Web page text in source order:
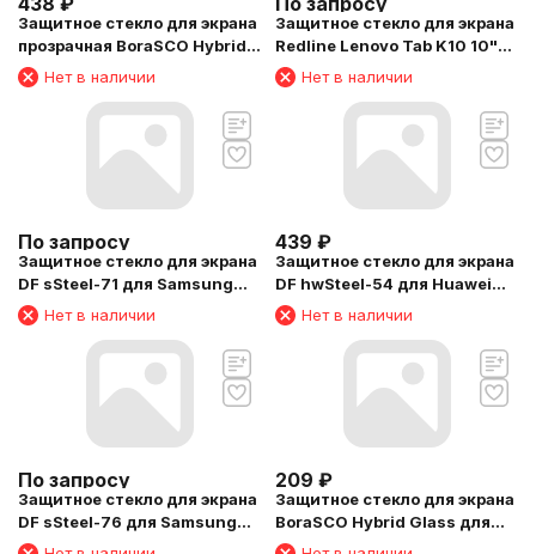
Защитное стекло для экрана
прозрачная BoraSCO Hybrid
Glass Realme Pad Mini LTE
8.7" 8.7" 1шт. (71213)
Нет в наличии
Защитное стекло для экрана
Redline Lenovo Tab K10 10"
1шт. (УТ000029724)
Нет в наличии
По запросу
Защитное стекло для экрана
DF sSteel-71 для Samsung
Galaxy Tab A 10.1 (2019) 1шт.
(DF SSTEEL-71)
Нет в наличии
439 ₽
Защитное стекло для экрана
DF hwSteel-54 для Huawei
MatePad T10/T10s/T AGS3K-
09/T AgrK-W09 1шт. (DF
HWSTEEL-54)
Нет в наличии
По запросу
Защитное стекло для экрана
DF sSteel-76 для Samsung
Galaxy Tab A7 10.4" 10.4"
209 ₽
Защитное стекло для экрана
BoraSCO Hybrid Glass для
Lenovo Tab M10 TB-